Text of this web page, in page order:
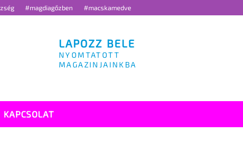
#magdiagőzben #macskamedve
LAPOZZ BELE
NYOMTATOTT
MAGAZINJAINKBA
KAPCSOLAT